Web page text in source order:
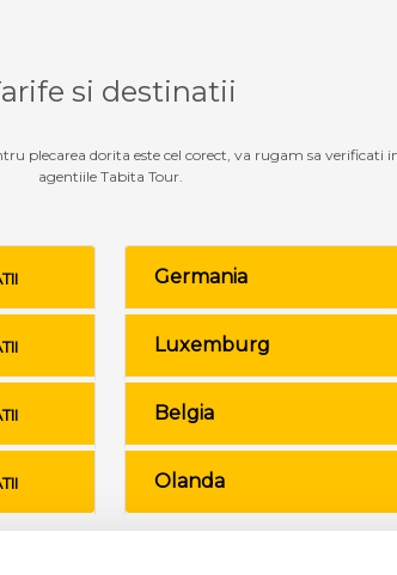
si destinatii
plecarea dorita este cel corect, va rugam sa verificati
agentiile Tabita Tour.
Germania
Luxemburg
Belgia
Olanda